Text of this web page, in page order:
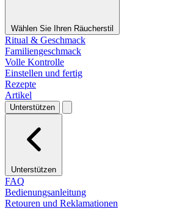
Wählen Sie Ihren Räucherstil
Ritual & Geschmack
Familiengeschmack
Volle Kontrolle
Einstellen und fertig
Rezepte
Artikel
Unterstützen
Unterstützen
FAQ
Bedienungsanleitung
Retouren und Reklamationen